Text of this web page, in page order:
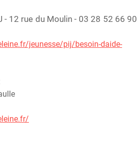
- 12 rue du Moulin - 03 28 52 66 90
jeunesse/pij/besoin-daide-